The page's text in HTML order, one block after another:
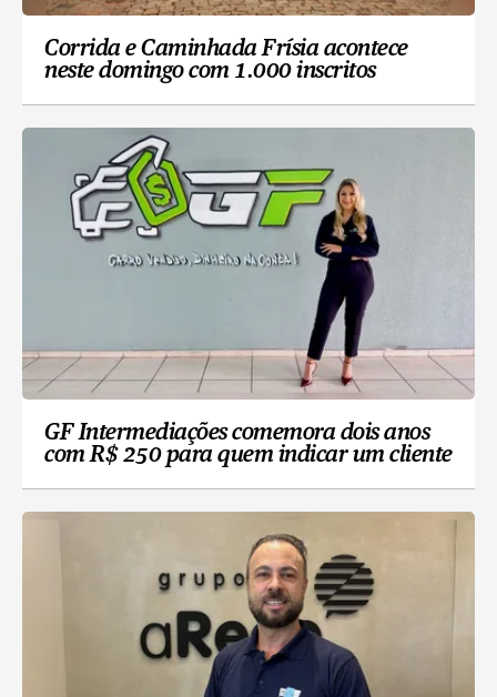
Corrida e Caminhada Frísia acontece
neste domingo com 1.000 inscritos
GF Intermediações comemora dois anos
com R$ 250 para quem indicar um cliente